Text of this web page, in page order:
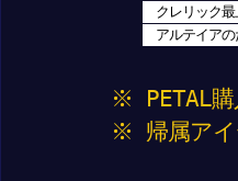
クレリック最
アルテイアの
※ PETAL購
※ 帰属アイ